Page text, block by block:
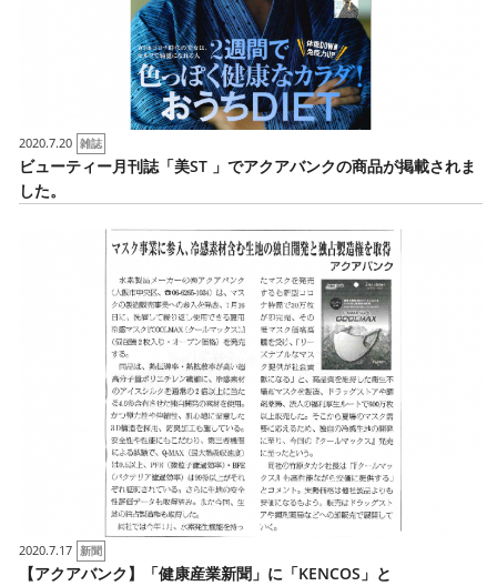
2020.7.20 雑誌
ビューティー月刊誌「美ST 」でアクアバンクの商品が掲載されま
した。
2020.7.17 新聞
【アクアバンク】「健康産業新聞」に「KENCOS」と